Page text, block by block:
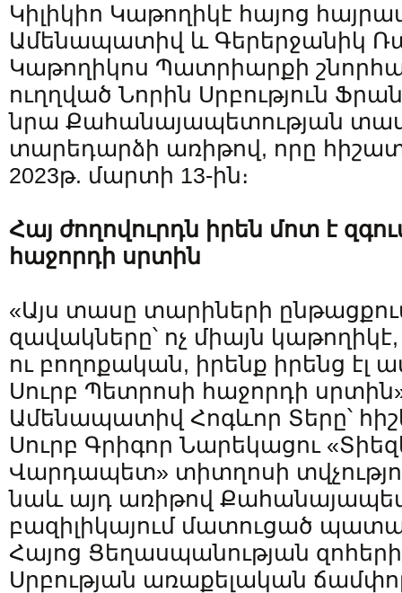
Կիլիկիո Կաթողիկէ հայոց
Ամենապատիվ և Գերերջանիկ
Կաթողիկոս Պատրիարքի
ուղղված Նորին Սրբություն
նրա Քահանայապետության
տարեդարձի առիթով, որը
2023թ. մարտի 13-ին։
Հայ ժողովուրդն իրեն մոտ է
հաջորդի սրտին
«Այս տասը տարիների
զավակները՝ ոչ միայն
ու բողոքական, իրենք իրենց էլ
Սուրբ Պետրոսի հաջորդի
Ամենապատիվ Հոգևոր Տերը՝
Սուրբ Գրիգոր Նարեկացու
Վարդապետ» տիտղոսի
նաև այդ առիթով
բազիլիկայում մատուցած
Հայոց Ցեղասպանության
Սրբության առաքելական